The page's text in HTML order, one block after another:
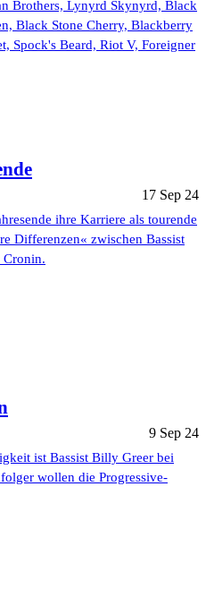
Brothers, Lynyrd Skynyrd, Black
Black Stone Cherry, Blackberry
Spock's Beard, Riot V, Foreigner
17 Sep 24
ihre Karriere als tourende
Differenzen« zwischen Bassist
Cronin.
9 Sep 24
ist Bassist Billy Greer bei
wollen die Progressive-